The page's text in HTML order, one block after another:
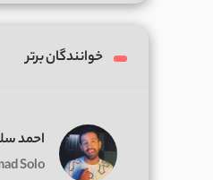
خوانندگان برتر
احمد
Solo